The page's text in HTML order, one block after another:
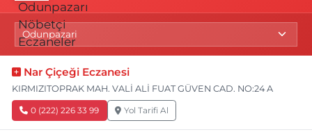
Nar Çiçeği Eczanesi
KIRMIZITOPRAK MAH. VALİ ALİ FUAT GÜVEN CAD. NO:24 A
0 (222) 226 33 99 Yol Tarifi Al